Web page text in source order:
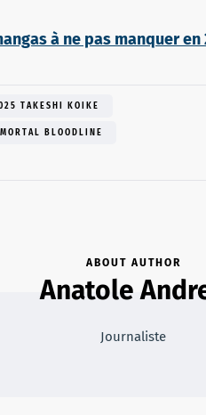
à ne pas manquer en
TAKESHI KOIKE
BLOODLINE
ABOUT AUTHOR
Anatole
Journaliste